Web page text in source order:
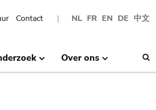
NL FR EN DE 中文
Contact
Over ons